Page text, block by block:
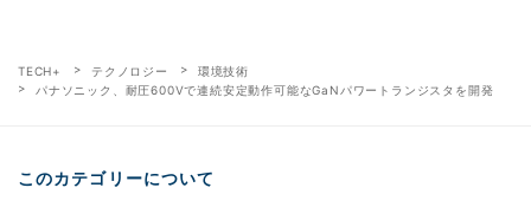
TECH+ テクノロジー
環境技術
パナソニック、耐圧600Vで連続安定動作可能なGaNパワートランジスタを開発
このカテゴリーについて